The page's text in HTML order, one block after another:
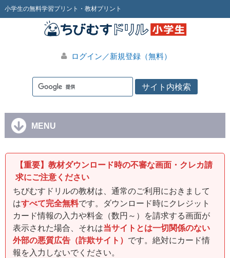
小学生の無料学習プリント・教材プリント
ログイン／新規登録（無料）
MENU
【重要】教材ダウンロード時の不審な画面・クレカ請
求にご注意ください
ちびむすドリルの教材は、通常のご利用におきまして
はすべて完全無料です。ダウンロード時にクレジット
カード情報の入力や料金（数円～）を請求する画面が
表示された場合、それは当サイトとは一切関係のない
外部の悪質広告（詐欺サイト） です。絶対にカード情
報を入力しないでください。